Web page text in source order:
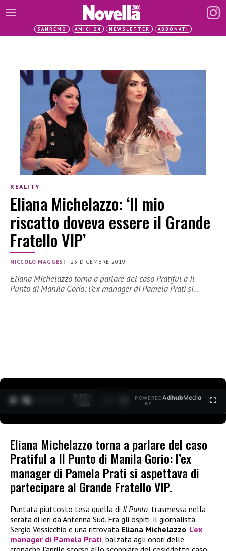
SANREMO AMICI 24 NEWSLETTER ABBONATI
REALITY
Eliana Michelazzo: ‘Il mio
riscatto doveva essere il Grande
Fratello VIP’
NICCOLO MAGGESI |23 DICEMBRE 2019
Eliana Michelazzo torna a parlare del caso Pratiful a Il
Punto di Manila Gorio: l’ex manager di Pamela Prati si…
0:12 /
1:40
POWERED
BY
AdhubMedia
Eliana Michelazzo torna a parlare del caso
Pratiful a Il Punto di Manila Gorio: l’ex
manager di Pamela Prati si aspettava di
partecipare al Grande Fratello VIP.
Puntata piuttosto tesa quella di Il Punto, trasmessa nella
serata di ieri da Antenna Sud. Fra gli ospiti, il giornalista
Sergio Vessicchio e una ritrovata Eliana Michelazzo. L’ex
manager di Pamela Prati, balzata agli onori delle